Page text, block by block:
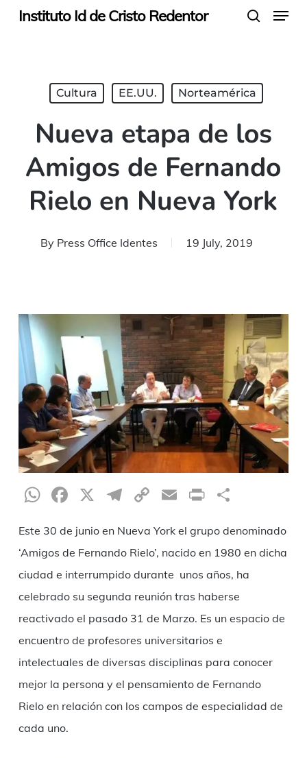
SkipInstituto Id de Cristo Redentor Menu
Cultura EE.UU. Norteamérica
Nueva etapa de los
Amigos de Fernando
Rielo en Nueva York
By Press Office Identes 19 July, 2019
WhatsApp
Facebook
X Telegram
CopyEmailPrint
Este 30 de junio en Nueva York el grupo denominado
‘Amigos de Fernando Rielo’, nacido en 1980 en dicha
ciudad e interrumpido durante unos años, ha
celebrado su segunda reunión tras haberse
reactivado el pasado 31 de Marzo. Es un espacio de
encuentro de profesores universitarios e
intelectuales de diversas disciplinas para conocer
mejor la persona y el pensamiento de Fernando
Rielo en relación con los campos de especialidad de
cada uno.